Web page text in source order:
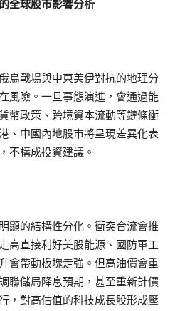
全球股市影響分析
烏戰場與中東美伊對抗的地理分
風險。一旦事態演進，會通過能
幣政策、跨境資本流動等鏈條衝
、中國內地股市將呈現差異化表
不構成投資建議。
顯的結構性分化。衝突合流會推
高直接利好美股能源、國防軍工
會帶動板塊走強。但高油價會重
聯儲局降息預期，甚至重新計價
，對高估值的科技成長股形成壓